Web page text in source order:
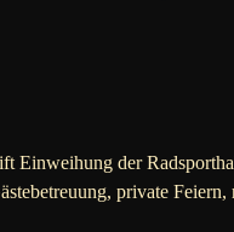
Einweihung der
private